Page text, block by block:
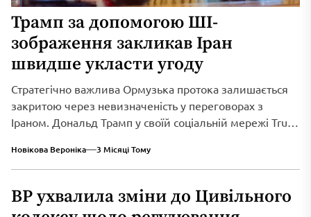
Трамп за допомогою ШІ-
зображення закликав Іран
швидше укласти угоду
Стратегічно важлива Ормузька протока залишається
закритою через невизначеність у переговорах з
Іраном. Дональд Трамп у своїй соціальній мережі Truth
Новікова Вероніка 3 Місяці Тому
ВР ухвалила зміни до Цивільного